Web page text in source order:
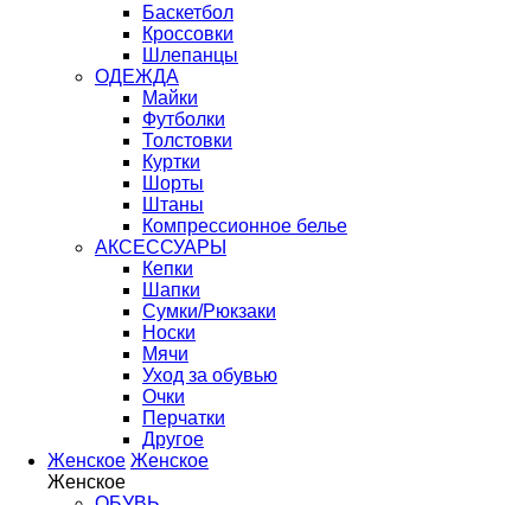
Баскетбол
Кроссовки
Шлепанцы
ОДЕЖДА
Майки
Футболки
Толстовки
Куртки
Шорты
Штаны
Компрессионное белье
АКСЕССУАРЫ
Кепки
Шапки
Сумки/Рюкзаки
Носки
Мячи
Уход за обувью
Очки
Перчатки
Другое
Женское Женское
Женское